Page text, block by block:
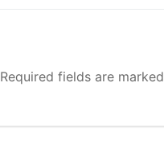
Required fields are marked